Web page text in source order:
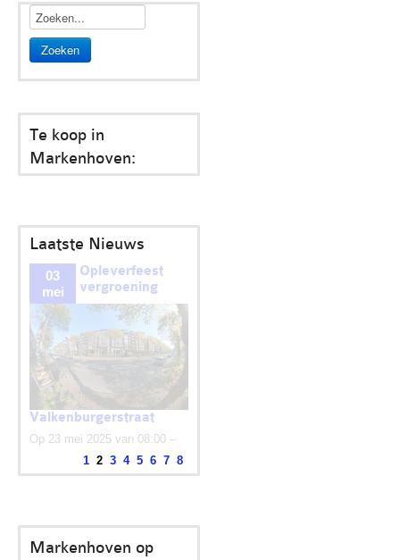
Zoeken
Te koop in
Markenhoven:
Laatste Nieuws
03
mei
Opleverfeest
vergroening
Valkenburgerstraat
Op 23 mei 2025 van 08:00 –
10:00 uur op het...
1 2 3 4 5 6 7 8
Markenhoven op